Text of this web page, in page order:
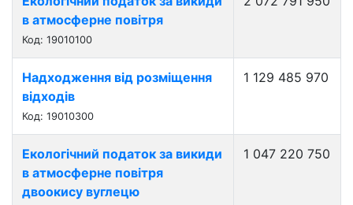
в атмосферне повітря
Код: 19010100
Надходження від розміщення
відходів
Код: 19010300
1 129 485 970
Екологічний податок за викиди
в атмосферне повітря
двоокису вуглецю
1 047 220 750